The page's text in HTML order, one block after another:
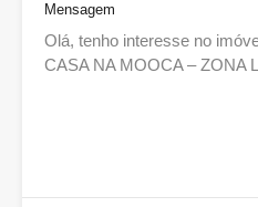
Mensagem